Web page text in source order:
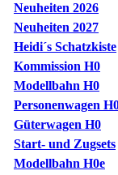
Neuheiten 2026
Neuheiten 2027
Heidi´s Schatzkiste
Kommission H0
Modellbahn H0
Personenwagen
Güterwagen H0
Start- und Zugsets
Modellbahn H0e